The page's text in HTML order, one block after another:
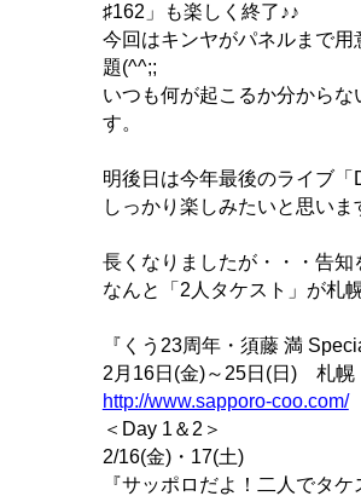
♯162」も楽しく終了♪♪
今回はキンヤがパネルまで用
題(^^;;
いつも何が起こるか分からな
す。
明後日は今年最後のライブ「
しっかり楽しみたいと思いま
長くなりましたが・・・告知
なんと「2人タケスト」が札
『くう23周年・須藤 満
2月16日(金)～25日(日) 札幌
http://www.sapporo-coo.com/
＜Day 1＆2＞
2/16(金)・17(土)
『サッポロだよ！二人でタケ